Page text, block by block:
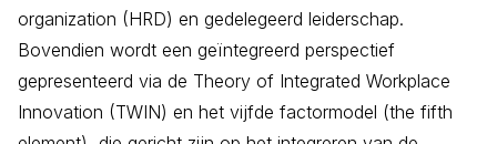
organization (HRD) en gedelegeerd leiderschap.
Bovendien wordt een geïntegreerd perspectief
gepresenteerd via de Theory of Integrated Workplace
Innovation (TWIN) en het vijfde factormodel (the fifth